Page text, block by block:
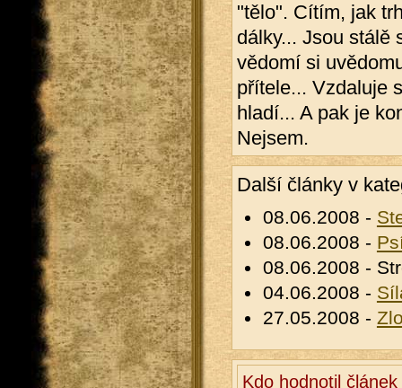
"tělo". Cítím, jak
dálky... Jsou stálě
vědomí si
přítele... Vzdaluje
hladí... A pak je
Nejsem.
Další články v
08.06.2008 -
08.06.2008 -
08.06.2008 -
04.06.2008 -
27.05.2008 -
Kdo hodnotil